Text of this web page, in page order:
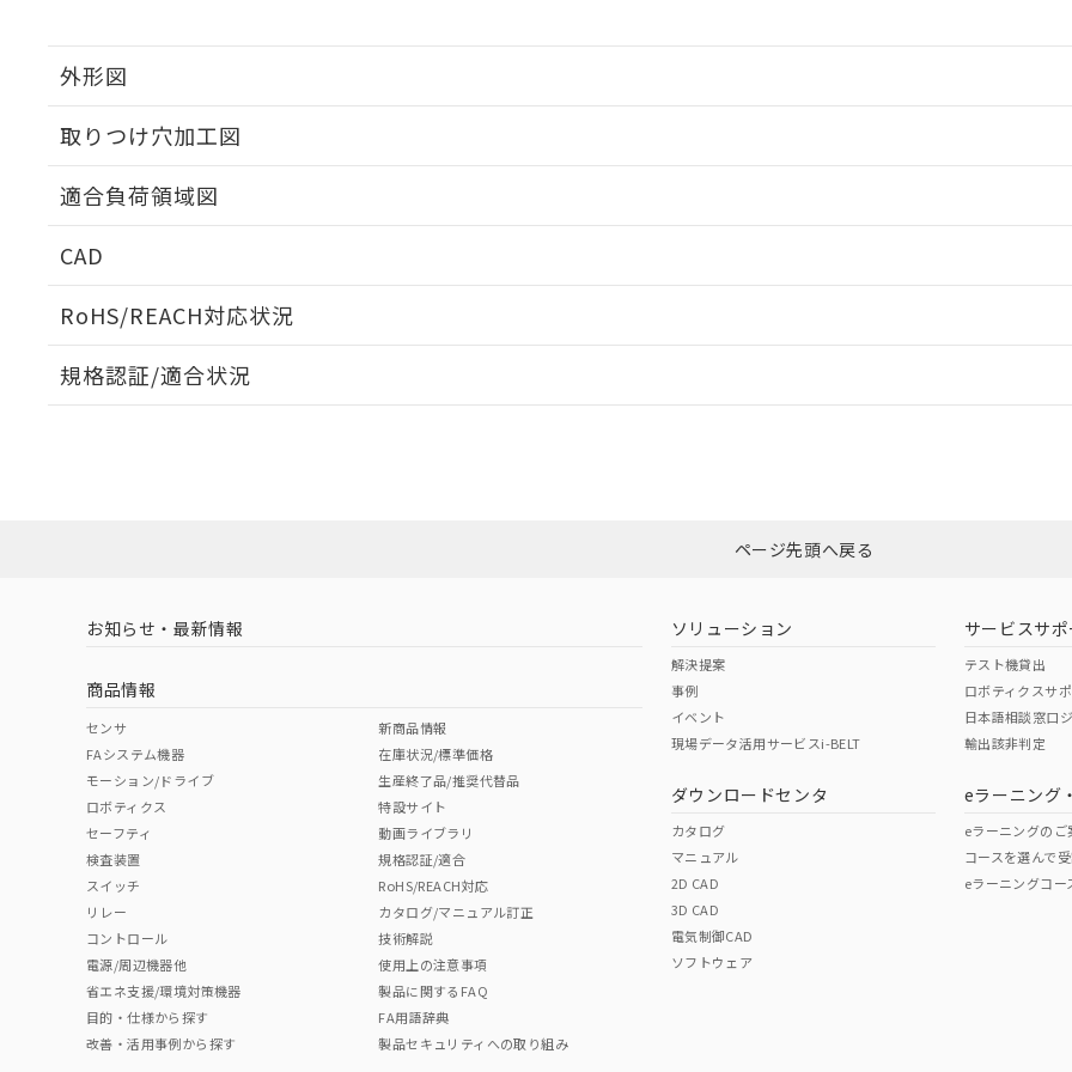
外形図
取りつけ穴加工図
適合負荷領域図
CAD
RoHS/REACH対応状況
EU RoHS 注意事項・凡例
ダウンロードはこちら
中国 RoHS 注意事項・凡例
中国 RoHS表
Pb Hg Cr(VI)
"対応済み"や非含有の記載がされた商品であっても、流通在庫等で未対応品が混在する可能性があります。
非含有品が必要な際は、弊社営業部門もしくは販売店へお問い合わせください。
規格認証/適合状況
（イギリス
（ノルウェー
（日本
（アメリカ
この製品の規格認証/適合
その他の認証はこちらのページからご
ページ先頭へ戻る
お知らせ・最新情報
商品情報
センサ
FAシステム機器
モーション/ドライブ
ロボティクス
セーフティ
検査装置
スイッチ
リレー
コントロール
電源/周辺機器他
省エネ支援/環境対策機器
目的・仕様から探す
改善・活用事例から探す
新商品情報
在庫状況/標準価格
生産終了品/推奨代替品
特設サイト
動画ライブラリ
規格認証/適合
RoHS/REACH対応
カタログ/マニュアル訂正
技術解説
使用上の注意事項
製品に関するFAQ
FA用語辞典
製品セキュリティへの取り組み
ソリューション
解決提案
事例
イベント
現場データ活用サービスi-BELT
ダウンロードセンタ
カタログ
マニュアル
2D CAD
3D CAD
電気制御CAD
ソフトウェア
サービスサポ
テスト機貸出
ロボティクスサ
日本語相談窓口
輸出該非判定
eラーニング
eラーニングのご
コースを選んで
eラーニングコー